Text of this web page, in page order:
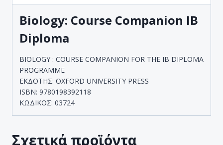
ποσότητα
Biology: Course Companion IB
Diploma
BIOLOGY : COURSE COMPANION FOR THE IB DIPLOMA
PROGRAMME
ΕΚΔΟΤΗΣ: OXFORD UNIVERSITY PRESS
ISBN: 9780198392118
ΚΩΔΙΚΟΣ: 03724
Σχετικά προϊόντα